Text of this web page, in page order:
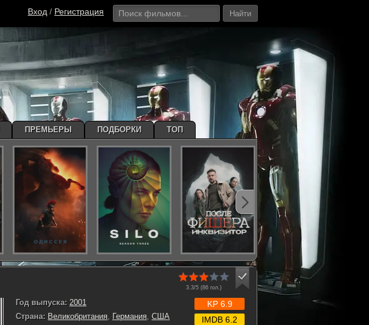
Вход / Регистрация Найти
3.3/5 (86 гол.)
Год выпуска: 2001
Страна: Великобритания, Германия, США
KP 6.9
IMDB 6.2
ПРЕМЬЕРЫ ПОДБОРКИ ТОП